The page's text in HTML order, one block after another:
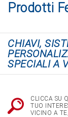
Prodotti
CHIAVI,
SPECIALI A
CLICCA SU
TUO
VICINO A